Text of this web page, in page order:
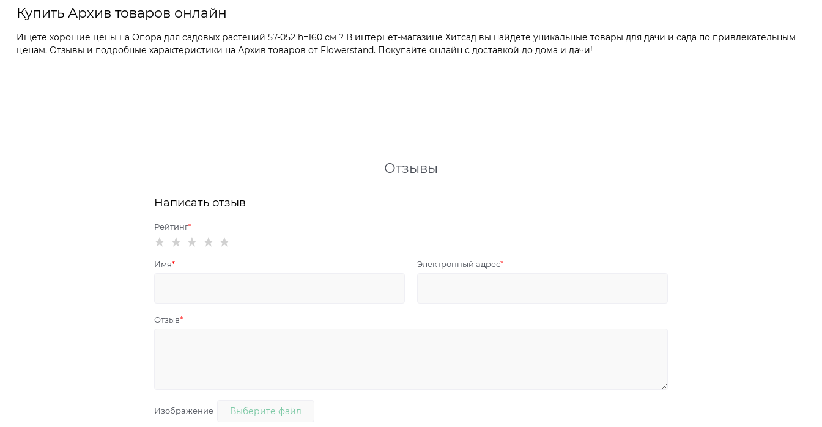
Купить Архив товаров онлайн
Ищете хорошие цены на Опора для садовых растений 57-052 h=160 см ? В интернет-магазине Хитсад вы найдете уникальные товары для дачи и сада по привлекательным
ценам. Отзывы и подробные характеристики на Архив товаров от Flowerstand. Покупайте онлайн с доставкой до дома и дачи!
Отзывы
Написать отзыв
Рейтинг
Имя Электронный адрес
Отзыв
Изображение Выберите файл